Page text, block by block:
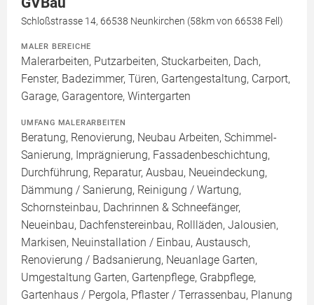
Schloßstrasse 14, 66538 Neunkirchen (58km von 66538 Fell)
MALER BEREICHE
Malerarbeiten, Putzarbeiten, Stuckarbeiten, Dach,
Fenster, Badezimmer, Türen, Gartengestaltung, Carport,
Garage, Garagentore, Wintergarten
UMFANG MALERARBEITEN
Beratung, Renovierung, Neubau Arbeiten, Schimmel-
Sanierung, Imprägnierung, Fassadenbeschichtung,
Durchführung, Reparatur, Ausbau, Neueindeckung,
Dämmung / Sanierung, Reinigung / Wartung,
Schornsteinbau, Dachrinnen & Schneefänger,
Neueinbau, Dachfenstereinbau, Rollläden, Jalousien,
Markisen, Neuinstallation / Einbau, Austausch,
Renovierung / Badsanierung, Neuanlage Garten,
Umgestaltung Garten, Gartenpflege, Grabpflege,
Gartenhaus / Pergola, Pflaster / Terrassenbau, Planung